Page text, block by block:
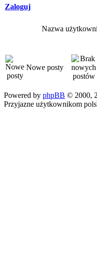
Zaloguj
Nazwa
Nowe posty
Powered by phpBB © 2000,
Przyjazne użytkownikom